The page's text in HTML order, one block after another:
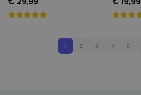
1 2 3 4 5